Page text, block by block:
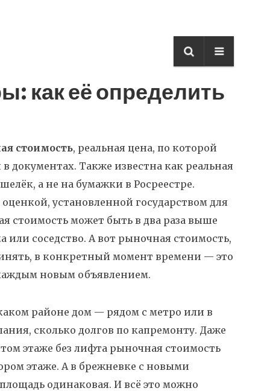
как её определить
стоимость, реальная цена, по которой
в документах. Также известна как реальная
а не на бумажки в Росреестре.
установленной государством для
стоимость может быть в два раза выше
или соседство. А вот рыночная стоимость,
в конкретный момент времени — это
новым объявлением.
районе дом — рядом с метро или в
сколько долгов по капремонту. Даже
этаже без лифта рыночная стоимость
этаже. А в брежневке с новыми
одинаковая. И всё это можно